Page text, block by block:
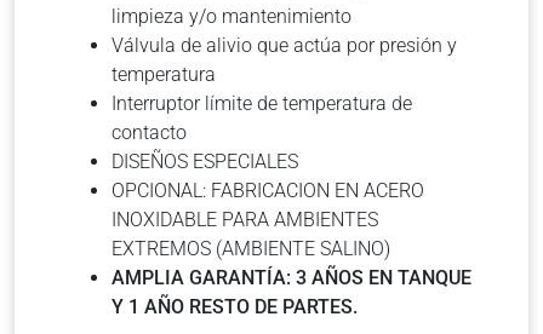
limpieza y/o mantenimiento
Válvula de alivio que actúa por presión y
temperatura
Interruptor límite de temperatura de
contacto
DISEÑOS ESPECIALES
OPCIONAL: FABRICACION EN ACERO
INOXIDABLE PARA AMBIENTES
EXTREMOS (AMBIENTE SALINO)
AMPLIA GARANTÍA: 3 AÑOS EN TANQUE
Y 1 AÑO RESTO DE PARTES.